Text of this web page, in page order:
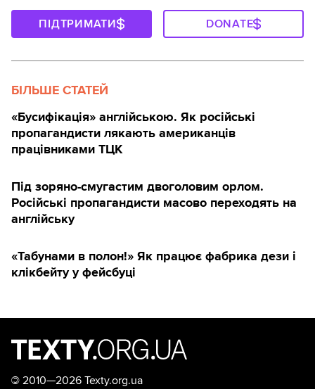
ПІДТРИМАТИ DONATE
БІЛЬШЕ СТАТЕЙ
«Бусифікація» англійською. Як російські
пропагандисти лякають американців
працівниками ТЦК
Під зоряно-смугастим двоголовим орлом.
Російські пропагандисти масово переходять на
англійську
«Табунами в полон!» Як працює фабрика дези і
клікбейту у фейсбуці
© 2010—2026 Texty.org.ua